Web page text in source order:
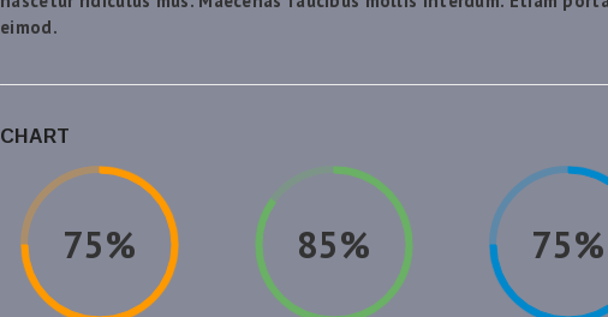
eimod.
CHART
75% 85% 75%